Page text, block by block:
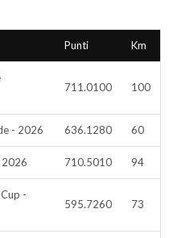
Punti Km
711.0100 100
- 2026 636.1280 60
2026 710.5010 94
-
595.7260 73